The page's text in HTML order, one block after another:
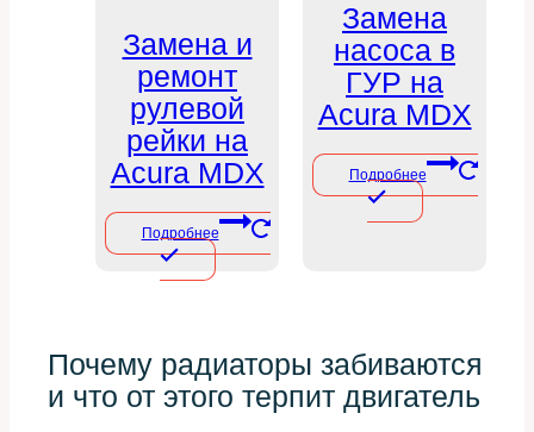
Замена и
ремонт
рулевой
рейки на
Acura MDX
Подробнее
Замена
насоса в
ГУР на
Acura MDX
Подробнее
Почему радиаторы забиваются
и что от этого терпит двигатель